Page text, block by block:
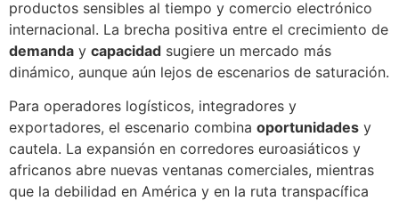
productos sensibles al tiempo y comercio electrónico
internacional. La brecha positiva entre el crecimiento de
demanda y capacidad sugiere un mercado más
dinámico, aunque aún lejos de escenarios de saturación.
Para operadores logísticos, integradores y
exportadores, el escenario combina oportunidades y
cautela. La expansión en corredores euroasiáticos y
africanos abre nuevas ventanas comerciales, mientras
que la debilidad en América y en la ruta transpacífica